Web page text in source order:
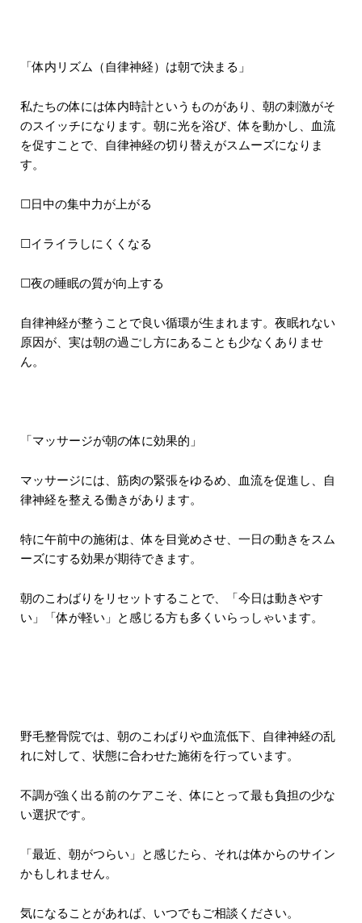
「体内リズム（自律神経）は朝で決まる」
私たちの体には体内時計というものがあり、朝の刺激がそ
のスイッチになります。朝に光を浴び、体を動かし、血流
を促すことで、自律神経の切り替えがスムーズになりま
す。
☐日中の集中力が上がる
☐イライラしにくくなる
☐夜の睡眠の質が向上する
自律神経が整うことで良い循環が生まれます。夜眠れない
原因が、実は朝の過ごし方にあることも少なくありませ
ん。
「マッサージが朝の体に効果的」
マッサージには、筋肉の緊張をゆるめ、血流を促進し、自
律神経を整える働きがあります。
特に午前中の施術は、体を目覚めさせ、一日の動きをスム
ーズにする効果が期待できます。
朝のこわばりをリセットすることで、「今日は動きやす
い」「体が軽い」と感じる方も多くいらっしゃいます。
野毛整骨院では、朝のこわばりや血流低下、自律神経の乱
れに対して、状態に合わせた施術を行っています。
不調が強く出る前のケアこそ、体にとって最も負担の少な
い選択です。
「最近、朝がつらい」と感じたら、それは体からのサイン
かもしれません。
気になることがあれば、いつでもご相談ください。